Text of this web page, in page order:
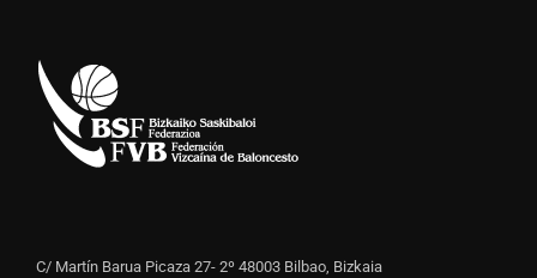
C/ Martín Barua Picaza 27- 2º 48003 Bilbao, Bizkaia